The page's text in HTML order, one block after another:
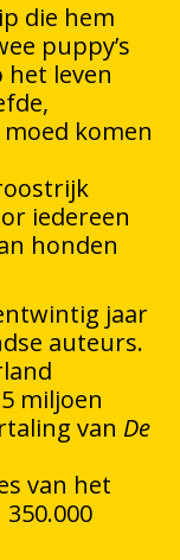
die hem
puppy’s
het leven
komen
iedereen
honden
jaar
auteurs.
miljoen
van De
van het